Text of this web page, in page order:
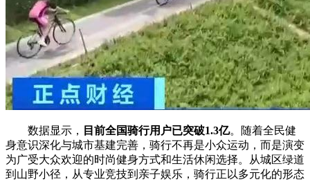
数据显示， 目前全国骑行用户已突破1.3亿。随着全民健
身意识深化与城市基建完善，骑行不再是小众运动，而是演变
为广受大众欢迎的时尚健身方式和生活休闲选择。从城区绿道
到山野小径，从专业竞技到亲子娱乐，骑行正以多元化的形态